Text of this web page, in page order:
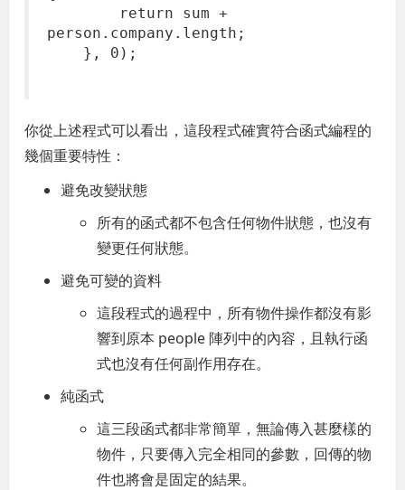
return sum +
person.company.length;
}, 0);
你從上述程式可以看出，這段程式確實符合函式編程的
幾個重要特性：
避免改變狀態
所有的函式都不包含任何物件狀態，也沒有
變更任何狀態。
避免可變的資料
這段程式的過程中，所有物件操作都沒有影
響到原本 people 陣列中的內容，且執行函
式也沒有任何副作用存在。
純函式
這三段函式都非常簡單，無論傳入甚麼樣的
物件，只要傳入完全相同的參數，回傳的物
件也將會是固定的結果。